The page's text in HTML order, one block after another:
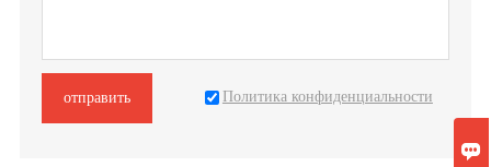
отправить Политика конфиденциальности
